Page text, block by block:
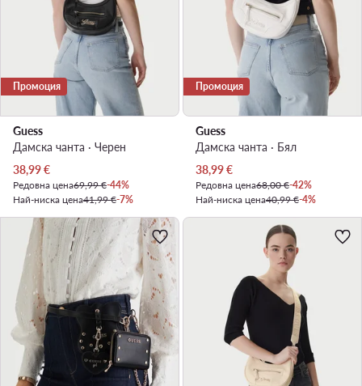
Промоция
Guess
Дамска чанта · Черен
Актуална цена
38,99€
Редовна цена69,99 €-44%
Най-ниска цена41,99 €-7%
Промоция
Guess
Дамска чанта · Бял
Актуална цена
38,99€
Редовна цена68,00 €-42%
Най-ниска цена40,99 €-4%